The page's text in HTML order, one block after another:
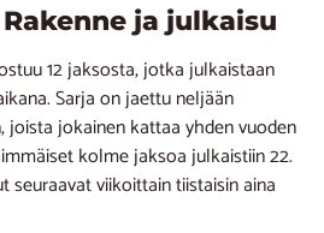
ja julkaisu
12 jaksosta, jotka julkaistaan
Sarja on jaettu neljään
jokainen kattaa yhden vuoden
kolme jaksoa julkaistiin 22.
seuraavat viikoittain tiistaisin aina